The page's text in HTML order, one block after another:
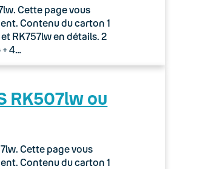
Cette page vous
Contenu du carton 1
RK757lw en détails. 2
4…
RK507lw ou
Cette page vous
Contenu du carton 1